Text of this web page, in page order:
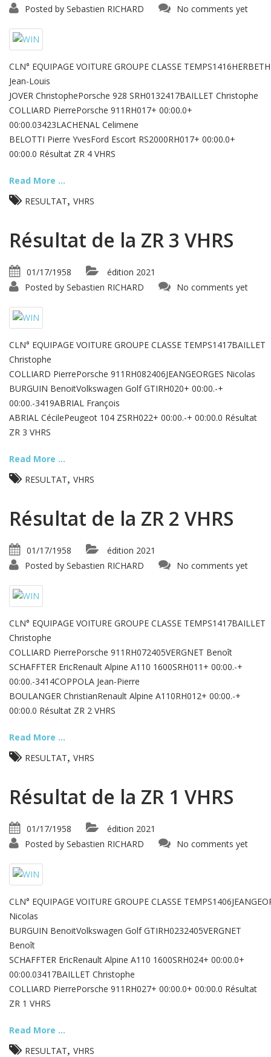
Posted by Sebastien RICHARD No comments yet
CLN° EQUIPAGE VOITURE GROUPE CLASSE TEMPS1416HERBETH
Jean-Louis
JOVER ChristophePorsche 928 SRH0132417BAILLET Christophe
COLLIARD PierrePorsche 911RH017+ 00:00.0+
00:00.03423LACHENAL Celimene
BELOTTI Pierre YvesFord Escort RS2000RH017+ 00:00.0+
00:00.0 Résultat ZR 4 VHRS
Read More ...
RESULTAT, VHRS
Résultat de la ZR 3 VHRS
01/17/1958
édition 2021
Posted by Sebastien RICHARD No comments yet
CLN° EQUIPAGE VOITURE GROUPE CLASSE TEMPS1417BAILLET
Christophe
COLLIARD PierrePorsche 911RH082406JEANGEORGES Nicolas
BURGUIN BenoitVolkswagen Golf GTIRH020+ 00:00.-+
00:00.-3419ABRIAL François
ABRIAL CécilePeugeot 104 ZSRH022+ 00:00.-+ 00:00.0 Résultat
ZR 3 VHRS
Read More ...
RESULTAT, VHRS
Résultat de la ZR 2 VHRS
01/17/1958
édition 2021
Posted by Sebastien RICHARD No comments yet
CLN° EQUIPAGE VOITURE GROUPE CLASSE TEMPS1417BAILLET
Christophe
COLLIARD PierrePorsche 911RH072405VERGNET Benoît
SCHAFFTER EricRenault Alpine A110 1600SRH011+ 00:00.-+
00:00.-3414COPPOLA Jean-Pierre
BOULANGER ChristianRenault Alpine A110RH012+ 00:00.-+
00:00.0 Résultat ZR 2 VHRS
Read More ...
RESULTAT, VHRS
Résultat de la ZR 1 VHRS
01/17/1958
édition 2021
Posted by Sebastien RICHARD No comments yet
CLN° EQUIPAGE VOITURE GROUPE CLASSE
Nicolas
BURGUIN BenoitVolkswagen Golf GTIRH0232405VERGNET
Benoît
SCHAFFTER EricRenault Alpine A110 1600SRH024+ 00:00.0+
00:00.03417BAILLET Christophe
COLLIARD PierrePorsche 911RH027+ 00:00.0+ 00:00.0 Résultat
ZR 1 VHRS
Read More ...
RESULTAT, VHRS